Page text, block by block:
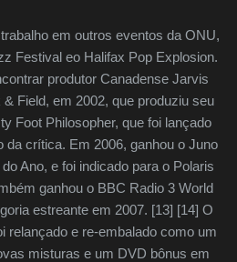
em outros eventos da ONU,
Festival eo Halifax Pop Explosion.
produtor Canadense Jarvis
Field, em 2002, que produziu seu
Foot Philosopher, que foi lançado
da crítica. Em 2006, ganhou o Juno
Ano, e foi indicado para o Polaris
ganhou o BBC Radio 3 World
estreante em 2007. [13] [14] O
relançado e re-embalado como um
misturas e um DVD bônus em